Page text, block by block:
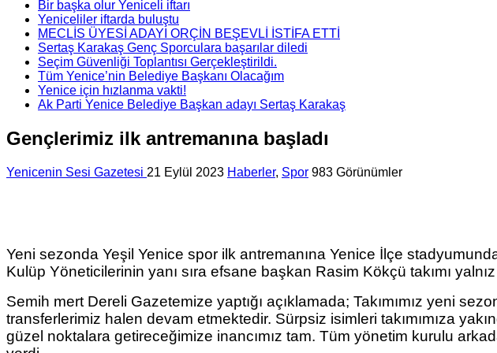
Bir başka olur Yeniceli iftarı
Yeniceliler iftarda buluştu
MECLİS ÜYESİ ADAYI ORÇİN BEŞEVLİ İSTİFA ETTİ
Sertaş Karakaş Genç Sporculara başarılar diledi
Seçim Güvenliği Toplantısı Gerçekleştirildi.
Tüm Yenice’nin Belediye Başkanı Olacağım
Yenice için hızlanma vakti!
Ak Parti Yenice Belediye Başkan adayı Sertaş Karakaş
Gençlerimiz ilk antremanına başladı
Yenicenin Sesi Gazetesi 21 Eylül 2023 Haberler, Spor 983 Görünümler
Yeni sezonda Yeşil Yenice spor ilk antremanına Yenice İlçe
Kulüp Yöneticilerinin yanı sıra efsane başkan Rasim Kökçü takımı yalnız
Semih mert Dereli Gazetemize yaptığı açıklamada; Takımımız yeni
transferlerimiz halen devam etmektedir. Sürpsiz isimleri takımımıza
güzel noktalara getireceğimize inancımız tam. Tüm yönetim kurulu